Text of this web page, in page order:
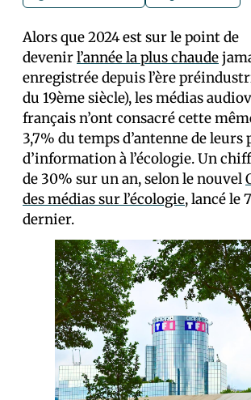
Alors que 2024 est sur le point de
devenirl’année la plus chaude
enregistrée depuis l’ère
du 19ème siècle), les médias
français n’ont consacré cette
3,7% du temps d’antenne de
d’information à l’écologie. Un
de 30% sur un an, selon le nouvel
des médias sur l’écologie, lancé le
dernier.